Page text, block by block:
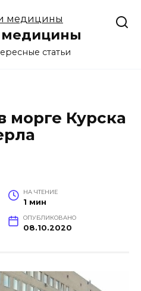
медицины
статьи
морге Курска
НА ЧТЕНИЕ
1 мин
ОПУБЛИКОВАНО
08.10.2020